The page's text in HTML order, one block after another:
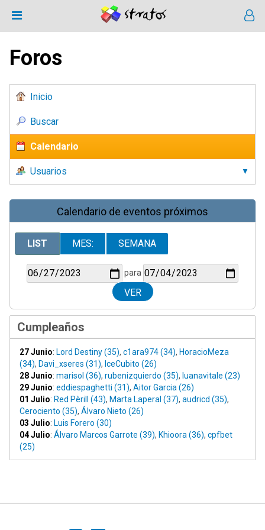
Foros
Inicio
Buscar
Calendario
Usuarios
Calendario de eventos próximos
LIST MES: SEMANA
para
Cumpleaños
27 Junio: Lord Destiny (35), c1ara974 (34), HoracioMeza
(34), Davi_xseres (31), IceCubito (26)
28 Junio: marisol (36), rubenizquierdo (35), luanavitale (23)
29 Junio: eddiespaghetti (31), Aitor Garcia (26)
01 Julio: Red Pèrill (43), Marta Laperal (37), audricd (35),
Cerociento (35), Álvaro Nieto (26)
03 Julio: Luis Forero (30)
04 Julio: Álvaro Marcos Garrote (39), Khioora (36), cpfbet
(25)